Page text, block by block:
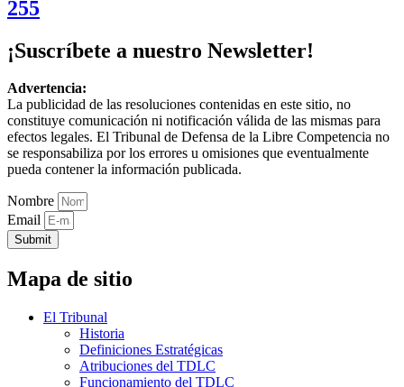
255
¡Suscríbete a nuestro Newsletter!
Advertencia:
La publicidad de las resoluciones contenidas en este sitio, no
constituye comunicación ni notificación válida de las mismas para
efectos legales. El Tribunal de Defensa de la Libre Competencia no
se responsabiliza por los errores u omisiones que eventualmente
pueda contener la información publicada.
Nombre
Email
Submit
Mapa de sitio
El Tribunal
Historia
Definiciones Estratégicas
Atribuciones del TDLC
Funcionamiento del TDLC